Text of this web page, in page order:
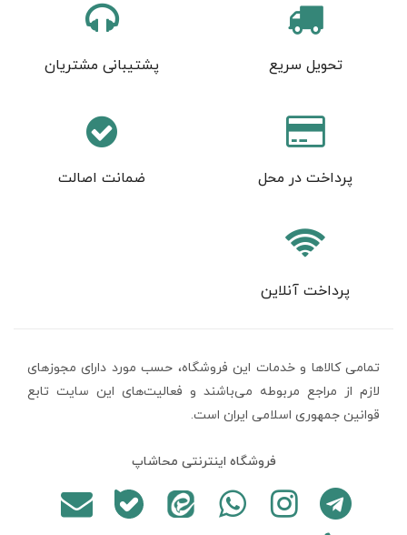
تحویل سریع پشتیبانی مشتریان
پرداخت در محل ضمانت اصالت
پرداخت آنلاین
تمامی كالاها و خدمات اين فروشگاه، حسب مورد دارای مجوزهای
لازم از مراجع مربوطه می‌باشند و فعاليت‌های اين سايت تابع
قوانين جمهوری اسلامی ایران است.
فروشگاه اینترنتی محاشاپ